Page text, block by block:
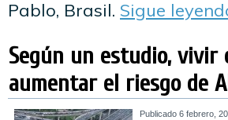
Pablo, Brasil. Sigue
Según un estudio, vivir
aumentar el riesgo de
Publicado 6 febrero,